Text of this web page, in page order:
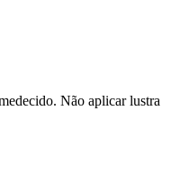
Não aplicar lustra